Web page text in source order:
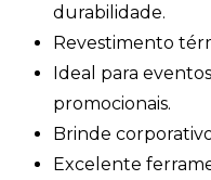
durabilidade.
Revestimento
Ideal para
promocionais.
Brinde
Excelente